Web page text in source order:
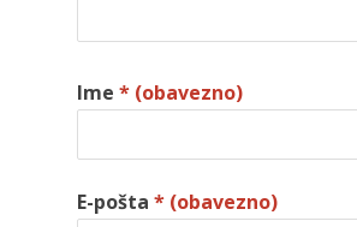
Ime * (obavezno)
E-pošta * (obavezno)